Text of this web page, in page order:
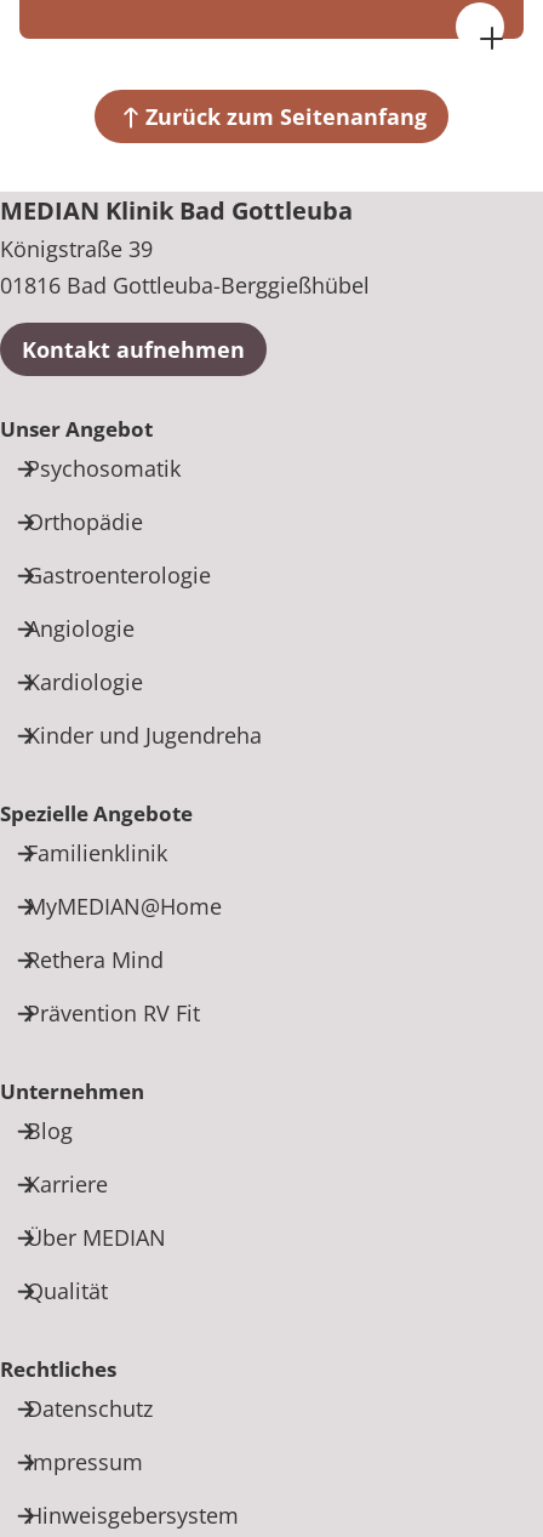
08:15 bis 17:00 Uhr
01816 Bad Gottleuba-Berggießhübel
Zurück zum Seitenanfang
MEDIAN Klinik Bad Gottleuba
Königstraße 39
01816 Bad Gottleuba-Berggießhübel
Kontakt aufnehmen
Unser Angebot
Psychosomatik
Orthopädie
Gastroenterologie
Angiologie
Kardiologie
Kinder und Jugendreha
Spezielle Angebote
Familienklinik
MyMEDIAN@Home
Rethera Mind
Prävention RV Fit
Unternehmen
Blog
Karriere
Über MEDIAN
Qualität
Rechtliches
Datenschutz
Impressum
Hinweisgebersystem